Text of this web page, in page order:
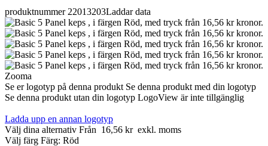
produktnummer 22013203Laddar data
Zooma
Se er logotyp på denna produkt Se denna produkt med din logotyp
Se denna produkt utan din logotyp LogoView är inte tillgänglig
Ladda upp en annan logotyp
Välj dina alternativ Från 16,56 kr exkl. moms
Välj färg Färg: Röd